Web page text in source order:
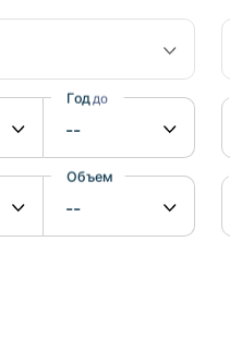
Mazda
Subaru
Suzuki
Год до
Объем до